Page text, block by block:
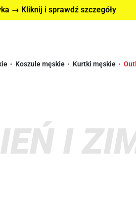
→ Kliknij i sprawdź szczegóły
Koszule męskie Kurtki męskie
I